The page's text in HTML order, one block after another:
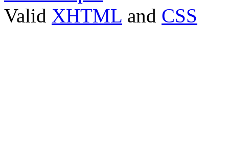
Valid XHTML and CSS